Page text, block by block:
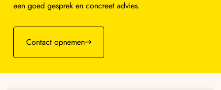
een goed gesprek en concreet advies.
Contact opnemen